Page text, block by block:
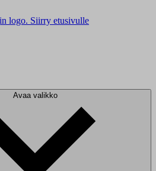
Siirry etusivulle
Avaa valikko